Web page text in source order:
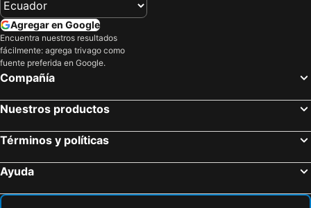
Agregar en Google
Encuentra nuestros resultados
fácilmente: agrega trivago como
fuente preferida en Google.
Compañía
Nuestros productos
Términos y políticas
Ayuda